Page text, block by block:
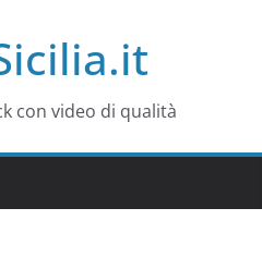
con video di qualità